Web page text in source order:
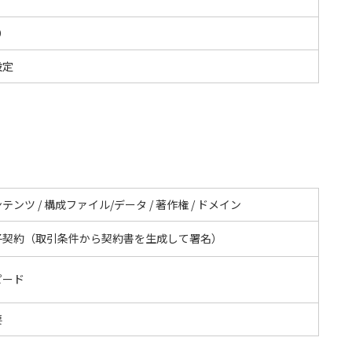
テンツ / 構成ファイル/データ / 著作権 / ドメイン
約（取引条件から契約書を生成して署名）
ド